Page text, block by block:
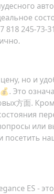
245-73-
но и
Это
方面.
или
посетить
ES -